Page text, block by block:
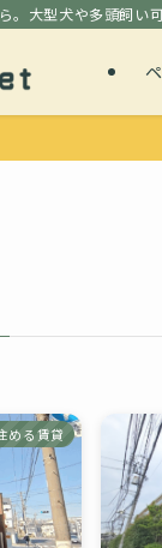
。大型犬や多頭飼い
める賃貸